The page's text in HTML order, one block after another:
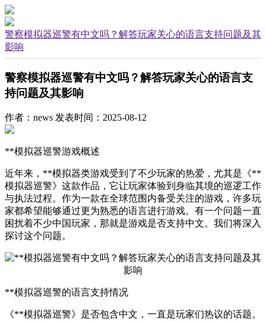
警察模拟器巡警有中文吗？解答玩家关心的语言支持问题及其
影响
警察模拟器巡警有中文吗？解答玩家关心的语言支
持问题及其影响
作者：news 发表时间：2025-08-12
**模拟器巡警游戏概述
近年来，**模拟器类游戏受到了不少玩家的热爱，尤其是《**
模拟器巡警》这款作品，它让玩家体验到身临其境的巡逻工作
与执法过程。作为一款在全球范围内备受关注的游戏，许多玩
家都希望能够通过更为熟悉的语言进行游戏。有一个问题一直
困扰着不少中国玩家，那就是游戏是否支持中文。我们将深入
探讨这个问题。
**模拟器巡警的语言支持情况
《**模拟器巡警》是否包含中文，一直是玩家们热议的话题。